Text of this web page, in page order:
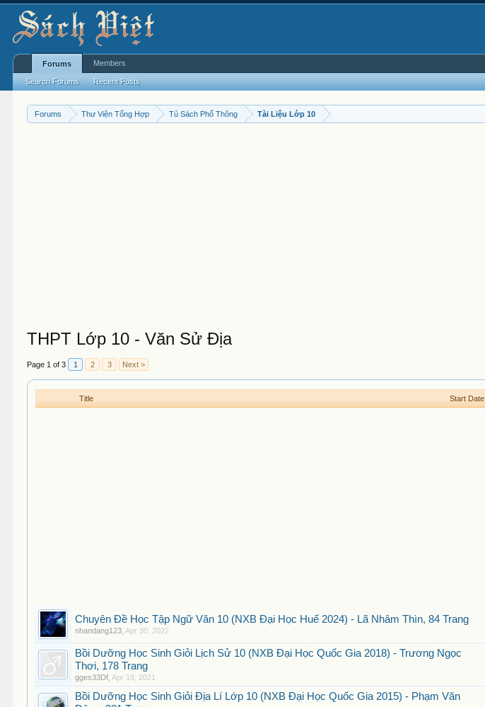
Forums Thư Viện Tổng Hợp Tủ Sách Phổ Thông Tài Liệu Lớp 10
THPT Lớp 10 - Văn Sử Địa
Page 1 of 3 1 2 3 Next >
Title Start Date
Chuyên Đề Học Tập Ngữ Văn 10 (NXB Đại Học Huế 2024) - Lã Nhâm Thìn, 84 Trang
nhandang123 Apr 30, 2022
Bồi Dưỡng Học Sinh Giỏi Lịch Sử 10 (NXB Đại Học Quốc Gia 2018) - Trương Ngọc
Thơi, 178 Trang
gges33Df Apr 19, 2021
Bồi Dưỡng Học Sinh Giỏi Địa Lí Lớp 10 (NXB Đại Học Quốc Gia 2015) - Phạm Văn
Forums
Search Forums Recent Posts
Members